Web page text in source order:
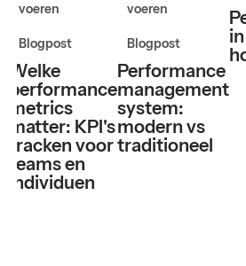
voeren
Blogpost
Welke
performance
metrics
matter: KPI's
tracken voor
teams en
individuen
voeren
Blogpost
Performance
management
system:
modern vs
traditioneel